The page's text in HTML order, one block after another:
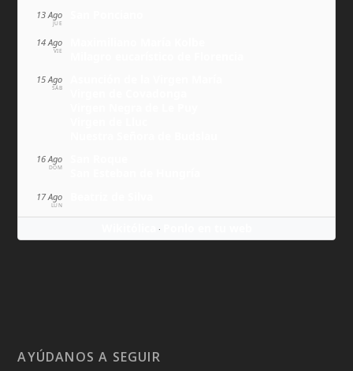
13 Ago
JUE
14 Ago
VIE
15 Ago
SÁB
16 Ago
DOM
17 Ago
LUN
·
AYÚDANOS A SEGUIR